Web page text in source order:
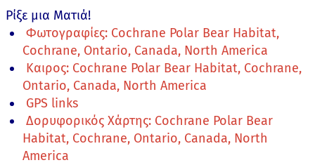
Ρίξε μια Ματιά!
Φωτογραφίες: Cochrane Polar Bear Habitat,
Cochrane, Ontario, Canada, North America
Καιρος: Cochrane Polar Bear Habitat, Cochrane,
Ontario, Canada, North America
GPS links
Δορυφορικός Χάρτης: Cochrane Polar Bear
Habitat, Cochrane, Ontario, Canada, North
America